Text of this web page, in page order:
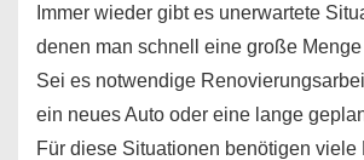
Immer wieder gibt es unerwartete
denen man schnell eine große
Sei es notwendige
ein neues Auto oder eine lange
Für diese Situationen benötigen viele